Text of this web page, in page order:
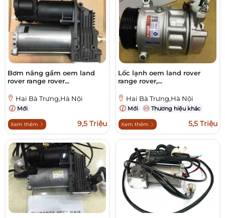
Bơm nâng gầm oem land
rover range rover...
Hai Bà Trưng,Hà Nội
Mới
Xem thêm 9,5 Triệu
Lốc lạnh oem land rover
range rover,...
Hai Bà Trưng,Hà Nội
Mới Thương hiệu khác
Xem thêm 5,5 Triệu